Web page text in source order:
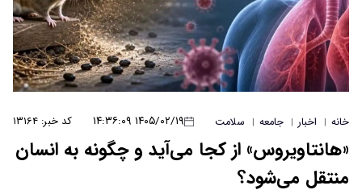
خانه | اخبار | جامعه | سلامت ۱۴۰۵/۰۲/۱۹ ۱۴:۳۶:۰۹ کد خبر: ۱۳۱۶۴
«هانتاویروس» از کجا می‌آید و چگونه به انسان
منتقل می‌شود؟